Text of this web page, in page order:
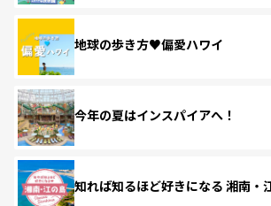
地球の歩き方♥偏愛ハワイ
今年の夏はインスパイアへ！
知れば知るほど好きになる 湘南・